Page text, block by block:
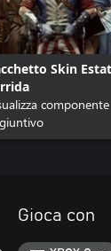
Skin
componente
Gioca con